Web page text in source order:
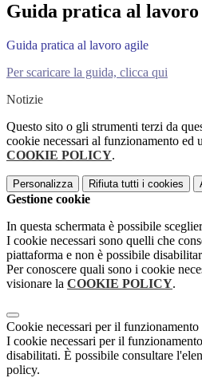
Guida pratica al lavoro
Guida pratica al lavoro agile
Per scaricare la guida, clicca qui
Notizie
Questo sito o gli strumenti terzi da
cookie necessari al funzionamento
COOKIE POLICY.
Personalizza Rifiuta tutti i cookies
Gestione cookie
In questa schermata è possibile
I cookie necessari sono quelli che
piattaforma e non è possibile
Per conoscere quali sono i cookie
visionare la COOKIE POLICY.
Cookie necessari per il funzionamento
I cookie necessari per il
disabilitati. È possibile consultare
policy.